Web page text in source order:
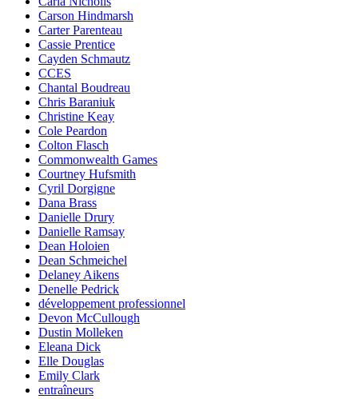
Carson Hindmarsh
Carter Parenteau
Cassie Prentice
Cayden Schmautz
CCES
Chantal Boudreau
Chris Baraniuk
Christine Keay
Cole Peardon
Colton Flasch
Commonwealth Games
Courtney Hufsmith
Cyril Dorgigne
Dana Brass
Danielle Drury
Danielle Ramsay
Dean Holoien
Dean Schmeichel
Delaney Aikens
Denelle Pedrick
développement professionnel
Devon McCullough
Dustin Molleken
Eleana Dick
Elle Douglas
Emily Clark
entraîneurs